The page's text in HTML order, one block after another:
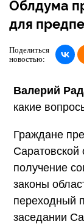
Облдума
для
Поделиться
новостью:
Валерий
какие
Граждане
Саратовской
получение
законы
переходный
заседании